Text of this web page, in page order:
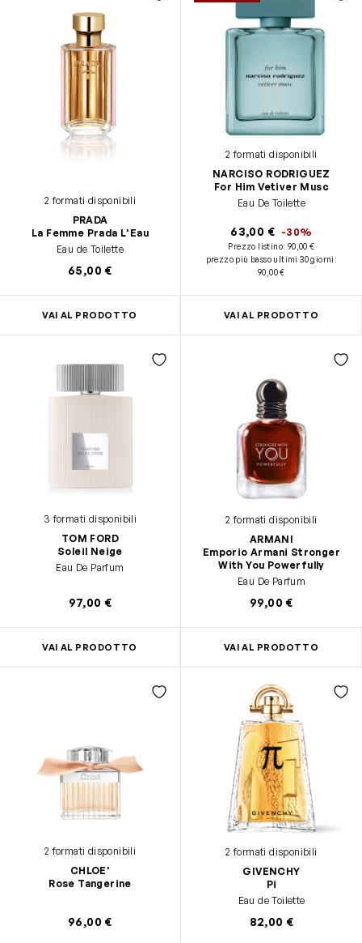
2 formati disponibili
PRADA
La Femme Prada L'Eau
Eau de Toilette
65,00 €
VAI AL PRODOTTO
2 formati disponibili
NARCISO RODRIGUEZ
For Him Vetiver Musc
Eau De Toilette
63,00 € -30%
Prezzo listino: 90,00 €
prezzo più basso ultimi 30 giorni :
90,00 €
VAI AL PRODOTTO
3 formati disponibili
TOM FORD
Soleil Neige
Eau De Parfum
97,00 €
VAI AL PRODOTTO
2 formati disponibili
ARMANI
Emporio Armani Stronger
With You Powerfully
Eau De Parfum
99,00 €
VAI AL PRODOTTO
2 formati disponibili
CHLOE'
Rose Tangerine
96,00 €
2 formati disponibili
GIVENCHY
Pi
Eau de Toilette
82,00 €